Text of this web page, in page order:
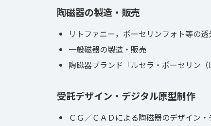
陶磁器の製造・販売
リトファニー，ポーセリンフォト等の
一般磁器の製造・販売
陶磁器ブランド「ルセラ・ポーセリン
受託デザイン・デジタル原型制作
ＣＧ／ＣＡＤによる陶磁器のデザイン